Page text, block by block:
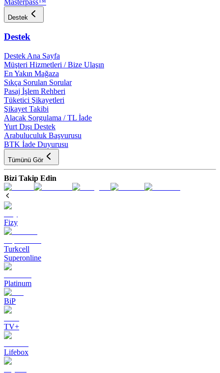
Destek
Destek
Destek Ana Sayfa
Müşteri Hizmetleri / Bize Ulaşın
En Yakın Mağaza
Sıkça Sorulan Sorular
Pasaj İşlem Rehberi
Tüketici Şikayetleri
Şikayet Takibi
Alacak Sorgulama / TL İade
Yurt Dışı Destek
Arabuluculuk Başvurusu
BTK İade Duyurusu
Tümünü Gör
Bizi Takip Edin
Fizy
Turkcell
Superonline
Platinum
BiP
TV+
Lifebox